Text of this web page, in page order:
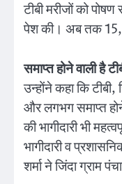
टीबी मरीजों को
पेश की। अब तक
समाप्त होने वाली है
उन्होंने कहा कि
और लगभग समाप्त
की भागीदारी भी
भागीदारी व
शर्मा ने जिंदा ग्राम